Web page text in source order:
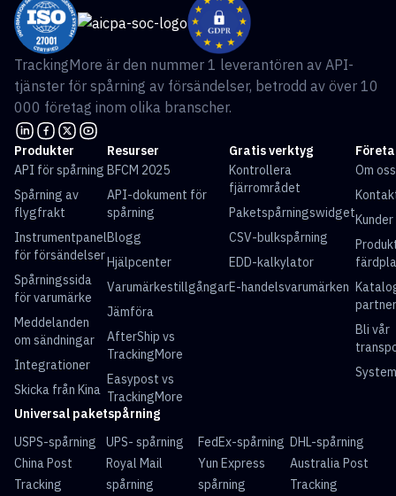
TrackingMore är den nummer 1 leverantören av API-
tjänster för spårning av försändelser, betrodd av över 10
000 företag inom olika branscher.
Produkter
API för spårning
Spårning av
flygfrakt
Instrumentpanel
för försändelser
Spårningssida
för varumärke
Meddelanden
om sändningar
Integrationer
Skicka från Kina
Resurser
BFCM 2025
API-dokument för
spårning
Blogg
Hjälpcenter
Varumärkestillgångar
Jämföra
AfterShip vs
TrackingMore
Easypost vs
TrackingMore
Gratis verktyg
Kontrollera
fjärrområdet
Paketspårningswidget
CSV-bulkspårning
EDD-kalkylator
E-handelsvarumärken
Om oss
Kunder
partner
Bli vår
Universal paketspårning
USPS-spårning
UPS- spårning FedEx-spårning DHL-spårning
China Post
Tracking
Royal Mail
spårning
Yun Express
spårning
Australia Post
Tracking